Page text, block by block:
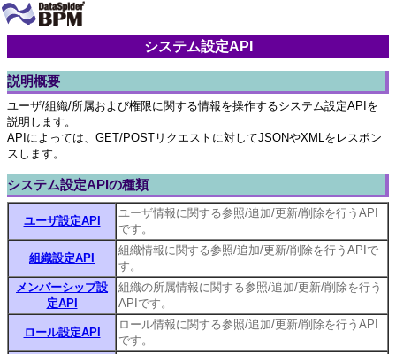
システム設定API
説明概要
ユーザ/組織/所属および権限に関する情報を操作するシステム設定APIを
説明します。
APIによっては、GET/POSTリクエストに対してJSONやXMLをレスポン
スします。
システム設定APIの種類
ユーザ設定API
ユーザ情報に関する参照/追加/更新/削除を行うAPI
です。
組織設定API
組織情報に関する参照/追加/更新/削除を行うAPIで
す。
メンバーシップ設
定API
組織の所属情報に関する参照/追加/更新/削除を行う
APIです。
ロール設定API
ロール情報に関する参照/追加/更新/削除を行うAPI
です。